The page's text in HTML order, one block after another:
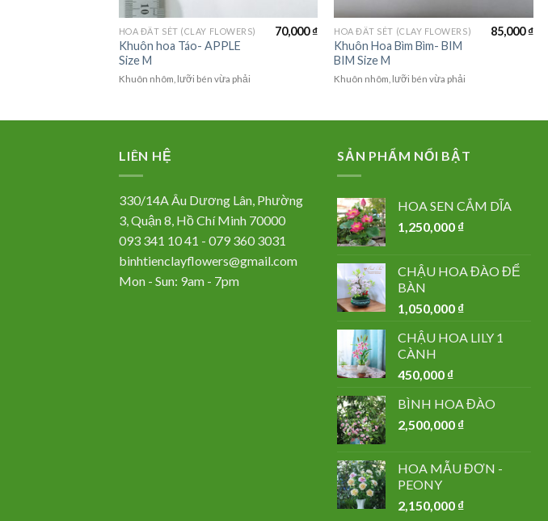
HOA ĐẤT SÉT (CLAY FLOWERS)
Khuôn hoa Táo- APPLE
Size M
70,000₫
Khuôn nhôm, lưỡi bén vừa phải
HOA ĐẤT SÉT (CLAY FLOWERS)
Khuôn Hoa Bìm Bìm- BIM
BIM Size M
85,000₫
Khuôn nhôm, lưỡi bén vừa phải
LIÊN HỆ
330/14A Âu Dương Lân, Phường
3, Quận 8, Hồ Chí Minh 70000
093 341 10 41 - 079 360 3031
binhtienclayflowers@gmail.com
Mon - Sun: 9am - 7pm
SẢN PHẨM NỔI BẬT
HOA SEN CẮM DĨA
1,250,000 ₫
CHẬU HOA ĐÀO ĐỂ
BÀN
1,050,000 ₫
CHẬU HOA LILY 1
CÀNH
450,000 ₫
BÌNH HOA ĐÀO
2,500,000 ₫
HOA MẪU ĐƠN -
PEONY
2,150,000 ₫